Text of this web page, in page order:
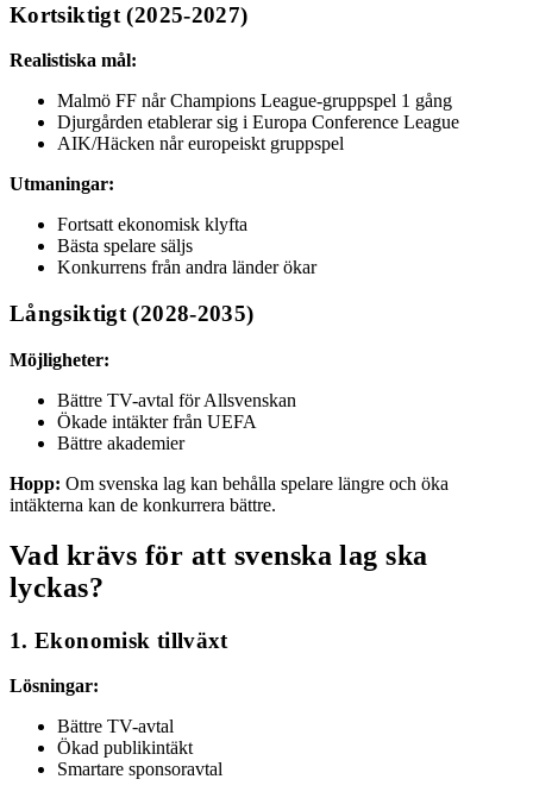
Kortsiktigt (2025-2027)
Realistiska mål:
Malmö FF når Champions League-gruppspel 1 gång
Djurgården etablerar sig i Europa Conference League
AIK/Häcken når europeiskt gruppspel
Utmaningar:
Fortsatt ekonomisk klyfta
Bästa spelare säljs
Konkurrens från andra länder ökar
Långsiktigt (2028-2035)
Möjligheter:
Bättre TV-avtal för Allsvenskan
Ökade intäkter från UEFA
Bättre akademier
Hopp: Om svenska lag kan behålla spelare längre och öka
intäkterna kan de konkurrera bättre.
Vad krävs för att svenska lag ska
lyckas?
1. Ekonomisk tillväxt
Lösningar:
Bättre TV-avtal
Ökad publikintäkt
Smartare sponsoravtal